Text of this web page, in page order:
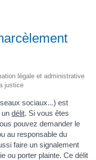
légale et administrative
justice
sociaux...) est
un délit. Si vous êtes
pouvez demander le
au responsable du
faire un signalement
ou porter plainte. Ce délit